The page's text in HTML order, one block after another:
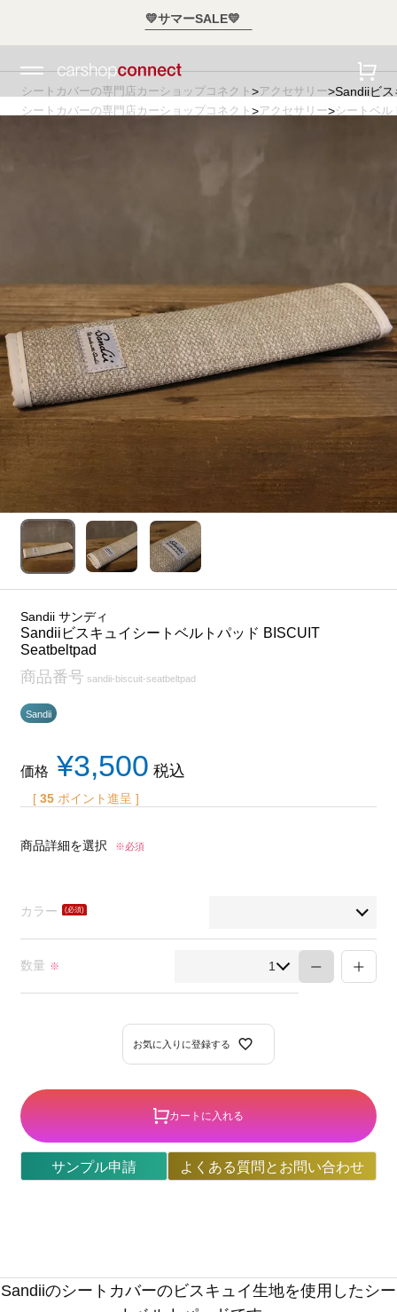
💛サマーSALE💛
シートカバーの専門店カーショップコネクト アクセサリー Sandiiビ
シートカバーの専門店カーショップコネクト アクセサリー
シートベル
Sandii サンディ
Sandiiビスキュイシートベルトパッド BISCUIT
Seatbeltpad
商品番号 sandii-biscuit-seatbeltpad
Sandii
価格 ¥3,500 税込
[ 35 ポイント進呈 ]
商品詳細を選択 ※必須
カラー
須)
お気に入りに登録する
数量 ※
カートに入れる
サンプル申請 よくある質問とお問い合わせ
Sandiiのシートカバーのビスキュイ生地を使用したシー